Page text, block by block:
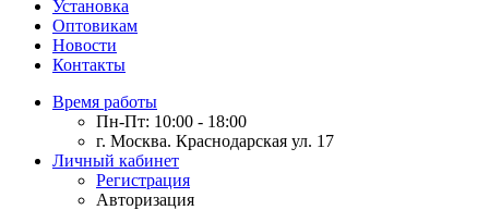
Установка
Оптовикам
Новости
Контакты
Время работы
Пн-Пт: 10:00 - 18:00
г. Москва. Краснодарская ул. 17
Личный кабинет
Регистрация
Авторизация